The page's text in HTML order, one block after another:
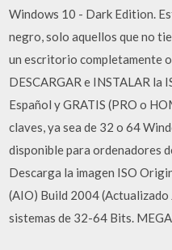
Windows 10 - Dark Edition.
negro, solo aquellos que no
un escritorio completamente
DESCARGAR e INSTALAR la
Español y GRATIS (PRO o
claves, ya sea de 32 o 64
disponible para ordenadores
Descarga la imagen ISO
(AIO) Build 2004 (Actualizado
sistemas de 32-64 Bits. MEGA.